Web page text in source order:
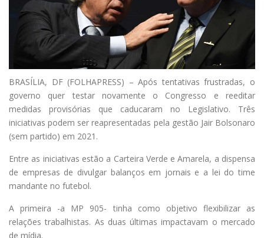
BRASÍLIA, DF (FOLHAPRESS) – Após tentativas frustradas, o
governo quer testar novamente o Congresso e reeditar
medidas provisórias que caducaram no Legislativo. Três
iniciativas podem ser reapresentadas pela gestão Jair Bolsonaro
(sem partido) em 2021.
Entre as iniciativas estão a Carteira Verde e Amarela, a dispensa
de empresas de divulgar balanços em jornais e a lei do time
mandante no futebol.
A primeira -a MP 905- tinha como objetivo flexibilizar as
relações trabalhistas. As duas últimas impactavam o mercado
de mídia.